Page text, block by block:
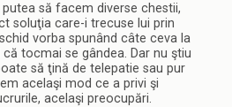
să facem diverse chestii,
soluţia care-i trecuse lui prin
vorba spunând câte ceva la
tocmai se gândea. Dar nu ştiu
să ţină de telepatie sau pur
acelaşi mod ce a privi şi
acelaşi preocupări.